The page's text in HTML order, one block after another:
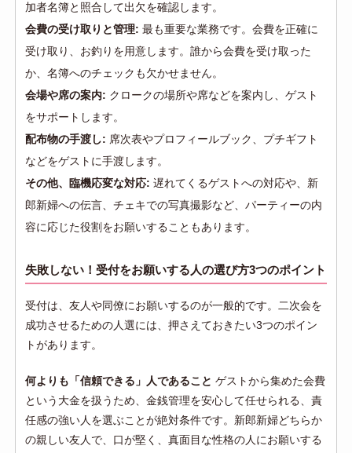
加者名簿と照合して出欠を確認します。
会費の受け取りと管理: 最も重要な業務です。会費を正確に
受け取り、お釣りを用意します。誰から会費を受け取った
か、名簿へのチェックも欠かせません。
会場や席の案内: クロークの場所や席などを案内し、ゲスト
をサポートします。
配布物の手渡し: 席次表やプロフィールブック、プチギフト
などをゲストに手渡します。
その他、臨機応変な対応: 遅れてくるゲストへの対応や、新
郎新婦への伝言、チェキでの写真撮影など、パーティーの内
容に応じた役割をお願いすることもあります。
失敗しない！受付をお願いする人の選び方3つのポイント
受付は、友人や同僚にお願いするのが一般的です。二次会を
成功させるための人選には、押さえておきたい3つのポイン
トがあります。
何よりも「信頼できる」人であること ゲストから集めた会費
という大金を扱うため、金銭管理を安心して任せられる、責
任感の強い人を選ぶことが絶対条件です。新郎新婦どちらか
の親しい友人で、口が堅く、真面目な性格の人にお願いする